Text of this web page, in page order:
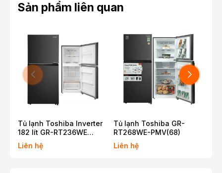
Sản phẩm liên quan
Tủ lạnh Toshiba Inverter
182 lít GR-RT236WE
PMV(68)
Liên hệ
Tủ lạnh Toshiba GR-
RT268WE-PMV(68)
Liên hệ